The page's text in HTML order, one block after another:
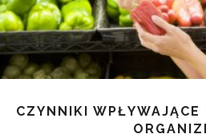
CZYNNIKI